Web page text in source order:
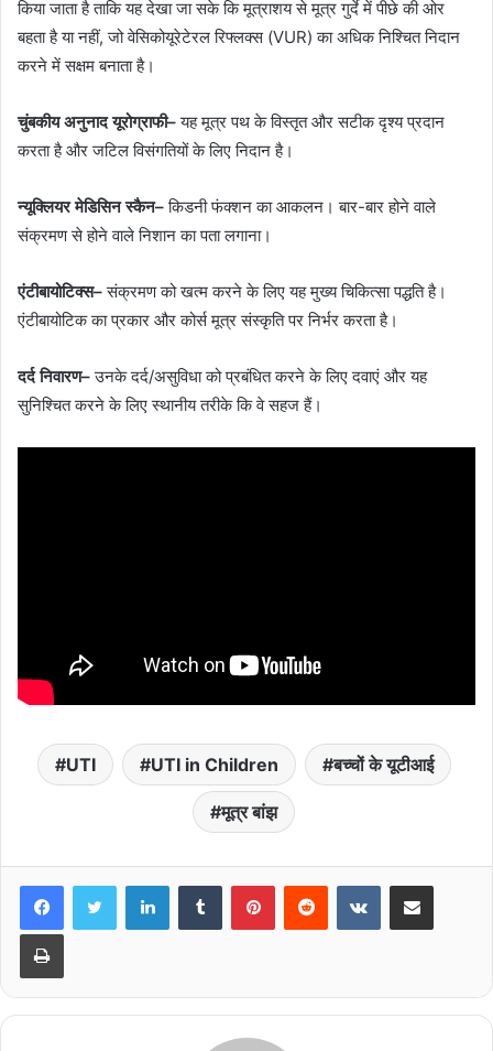
किया जाता है ताकि यह देखा जा सके कि मूत्राशय से मूत्र गुर्दे में पीछे की ओर
बहता है या नहीं, जो वेसिकोयूरेटेरल रिफ्लक्स (VUR) का अधिक निश्चित निदान
करने में सक्षम बनाता है।
चुंबकीय अनुनाद यूरोग्राफी– यह मूत्र पथ के विस्तृत और सटीक दृश्य प्रदान
करता है और जटिल विसंगतियों के लिए निदान है।
न्यूक्लियर मेडिसिन स्कैन– किडनी फंक्शन का आकलन। बार-बार होने वाले
संक्रमण से होने वाले निशान का पता लगाना।
एंटीबायोटिक्स– संक्रमण को खत्म करने के लिए यह मुख्य चिकित्सा पद्धति है।
एंटीबायोटिक का प्रकार और कोर्स मूत्र संस्कृति पर निर्भर करता है।
दर्द निवारण–उनके दर्द/असुविधा को प्रबंधित करने के लिए दवाएं और यह
सुनिश्चित करने के लिए स्थानीय तरीके कि वे सहज हैं।
UTI UTI in Children बच्चों के यूटीआई
मूत्र बांझ
LinkedInTumblr PinterestReddit VKontakteShare via Email
Print